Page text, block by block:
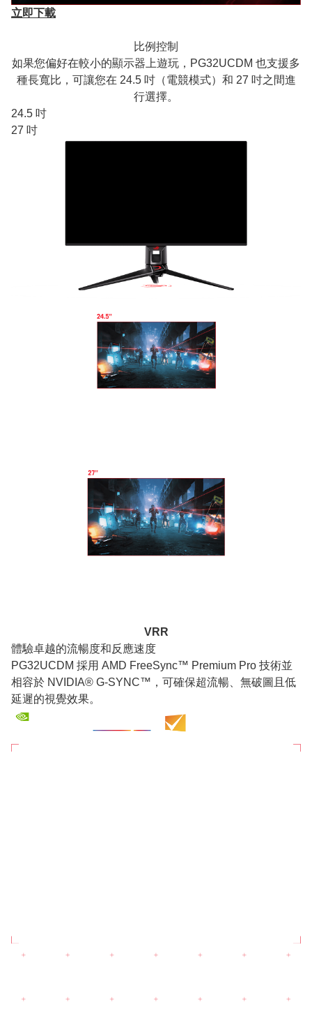
立即下載
比例控制
如果您偏好在較小的顯示器上遊玩，PG32UCDM 也支援多
種長寬比，可讓您在 24.5 吋（電競模式）和 27 吋之間進
行選擇。
24.5 吋
27 吋
VRR
體驗卓越的流暢度和反應速度
PG32UCDM 採用 AMD FreeSync™ Premium Pro 技術並
相容於 NVIDIA® G-SYNC™，可確保超流暢、無破圖且低
延遲的視覺效果。